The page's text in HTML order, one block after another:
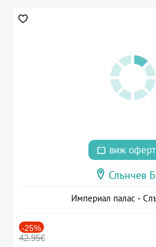
виж
Слънчев
Империал палас -
-25%
42.95€